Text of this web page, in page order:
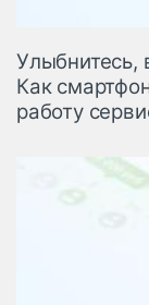
Улыбнитесь,
Как
работу